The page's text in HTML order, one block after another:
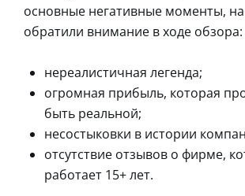
основные негативные моменты,
обратили внимание в ходе обзора:
нереалистичная легенда;
огромная прибыль, которая
быть реальной;
несостыковки в истории
отсутствие отзывов о фирме,
работает 15+ лет.